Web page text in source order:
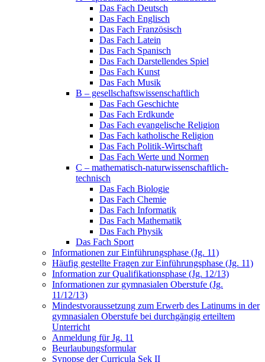
Das Fach Deutsch
Das Fach Englisch
Das Fach Französisch
Das Fach Latein
Das Fach Spanisch
Das Fach Darstellendes Spiel
Das Fach Kunst
Das Fach Musik
B – gesellschaftswissenschaftlich
Das Fach Geschichte
Das Fach Erdkunde
Das Fach evangelische Religion
Das Fach katholische Religion
Das Fach Politik-Wirtschaft
Das Fach Werte und Normen
C – mathematisch-naturwissenschaftlich-
technisch
Das Fach Biologie
Das Fach Chemie
Das Fach Informatik
Das Fach Mathematik
Das Fach Physik
Das Fach Sport
Informationen zur Einführungsphase (Jg. 11)
Häufig gestellte Fragen zur Einführungsphase (Jg. 11)
Information zur Qualifikationsphase (Jg. 12/13)
Informationen zur gymnasialen Oberstufe (Jg.
11/12/13)
Mindestvoraussetzung zum Erwerb des Latinums in der
gymnasialen Oberstufe bei durchgängig erteiltem
Unterricht
Anmeldung für Jg. 11
Beurlaubungsformular
Synopse der Curricula Sek II